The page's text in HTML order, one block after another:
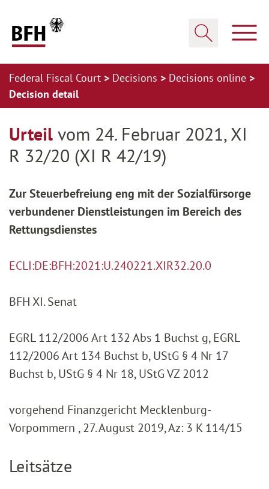
Federal Fiscal Court Decisions
Decisions online
Decision detail
Urteil vom 24. Februar 2021, XI
R 32/20 (XI R 42/19)
Zur Steuerbefreiung eng mit der Sozialfürsorge
verbundener Dienstleistungen im Bereich des
Rettungsdienstes
ECLI:DE:BFH:2021:U.240221.XIR32.20.0
BFH XI. Senat
EGRL 112/2006 Art 132 Abs 1 Buchst g, EGRL
112/2006 Art 134 Buchst b, UStG § 4 Nr 17
Buchst b, UStG § 4 Nr 18, UStG VZ 2012
vorgehend Finanzgericht Mecklenburg-
Vorpommern , 27. August 2019, Az: 3 K 114/15
Leitsätze